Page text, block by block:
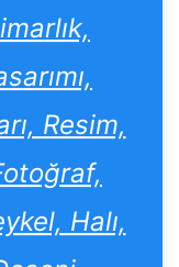
Resim,
Halı,